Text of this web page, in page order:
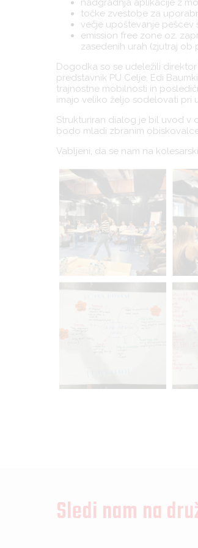
nadgradnja aplikacije z
točke zvestobe za
večje upoštevanje pešcev
emission free zone oz.
zasedenih urah (zjutraj
Dogodka so se udeležili
predstavnik PU Celje, Edi
trajnostne mobilnosti in
imajo veliko željo sodelovati pri
Strukturiran dialog je bil uvod v
bodo mladi zbranim
Vabljeni, da se nam na
Sledi nam na